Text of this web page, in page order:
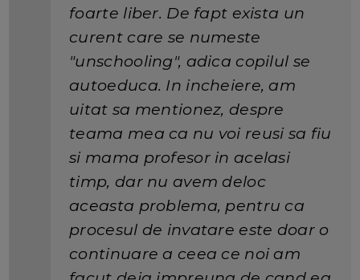
foarte liber. De fapt exista un
curent care se numeste
"unschooling", adica copilul se
autoeduca. In incheiere, am
uitat sa mentionez, despre
teama mea ca nu voi reusi sa fiu
si mama profesor in acelasi
timp, dar nu avem deloc
aceasta problema, pentru ca
procesul de invatare este doar o
continuare a ceea ce noi am